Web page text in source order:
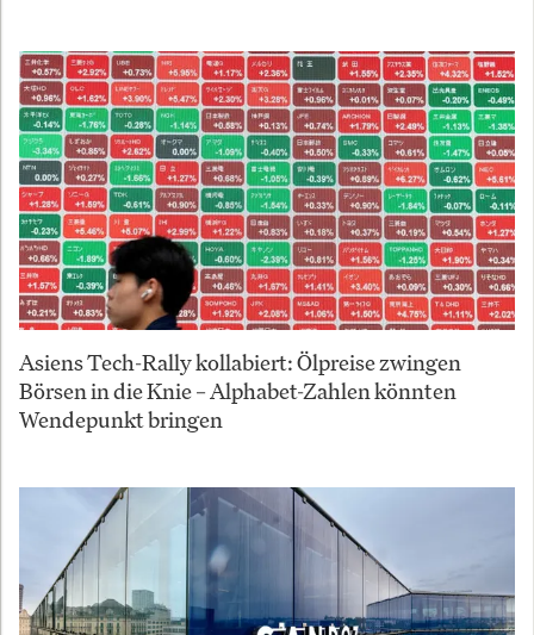
Asiens Tech-Rally kollabiert: Ölpreise zwingen
Börsen in die Knie – Alphabet-Zahlen könnten
Wendepunkt bringen